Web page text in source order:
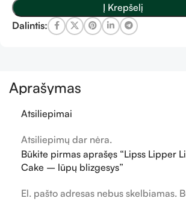
Į Krepšelį
Dalintis:
Aprašymas
Atsiliepimai
Atsiliepimų dar nėra.
Būkite pirmas aprašęs “Lipss Lipper
Cake – lūpų blizgesys”
El. pašto adresas nebus skelbiamas.